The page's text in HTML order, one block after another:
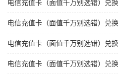
电信充值卡（面值千万别选错）兑
电信充值卡（面值千万别选错）兑
电信充值卡（面值千万别选错）兑
电信充值卡（面值千万别选错）兑